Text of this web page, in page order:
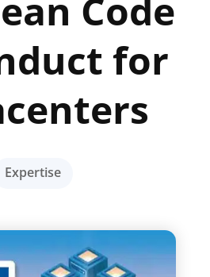
Code
for
Expertise